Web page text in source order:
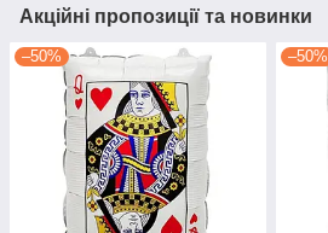
Акційні пропозиції та новинки
–50% –50%